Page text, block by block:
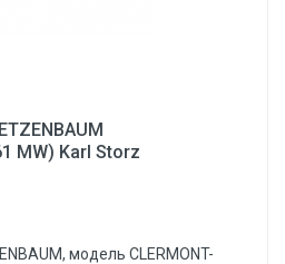
MW) Karl Storz
модель CLERMONT-